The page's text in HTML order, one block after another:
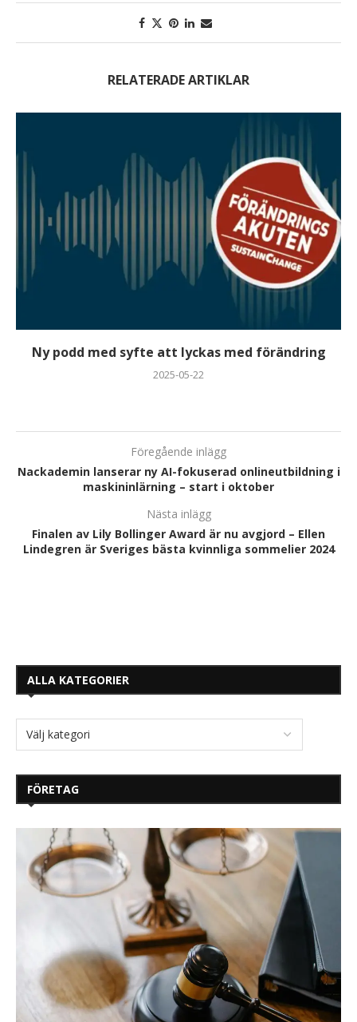
RELATERADE ARTIKLAR
Ny podd med syfte att lyckas med förändring
2025-05-22
Föregående inlägg
Nackademin lanserar ny AI-fokuserad onlineutbildning i
maskininlärning – start i oktober
Nästa inlägg
Finalen av Lily Bollinger Award är nu avgjord – Ellen
Lindegren är Sveriges bästa kvinnliga sommelier 2024
ALLA KATEGORIER
FÖRETAG